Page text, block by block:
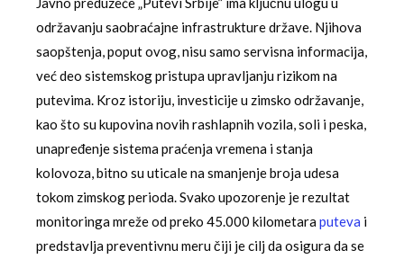
održavanju saobraćajne infrastrukture države. Njihova
saopštenja, poput ovog, nisu samo servisna informacija,
već deo sistemskog pristupa upravljanju rizikom na
putevima. Kroz istoriju, investicije u zimsko održavanje,
kao što su kupovina novih rashlapnih vozila, soli i peska,
unapređenje sistema praćenja vremena i stanja
kolovoza, bitno su uticale na smanjenje broja udesa
tokom zimskog perioda. Svako upozorenje je rezultat
monitoringa mreže od preko 45.000 kilometaraputeva i
predstavlja preventivnu meru čiji je cilj da osigura da se